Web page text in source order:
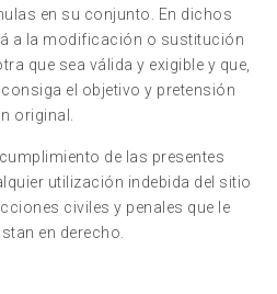
en su conjunto. En dichos
a la modificación o sustitución
que sea válida y exigible y que,
el objetivo y pretensión
original.
de las presentes
utilización indebida del sitio
civiles y penales que le
en derecho.